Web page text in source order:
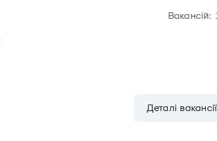
Вакансій:
Деталі вакансії